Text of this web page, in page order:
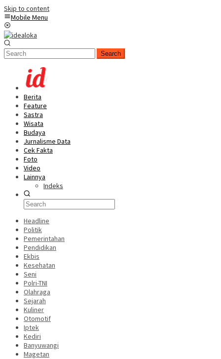
Skip to content
Mobile Menu
Search
Berita
Feature
Sastra
Wisata
Budaya
Jurnalisme Data
Cek Fakta
Foto
Video
Lainnya
Indeks
Headline
Politik
Pemerintahan
Pendidikan
Ekbis
Kesehatan
Seni
Polri-TNI
Olahraga
Sejarah
Kuliner
Otomotif
Iptek
Kediri
Banyuwangi
Magetan